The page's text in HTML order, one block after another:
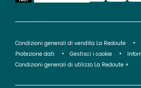
Condizioni generali di vendita La Redoute
Protezione dati
Gestisci i cookie
Condizioni generali di utilizzo La Redoute +